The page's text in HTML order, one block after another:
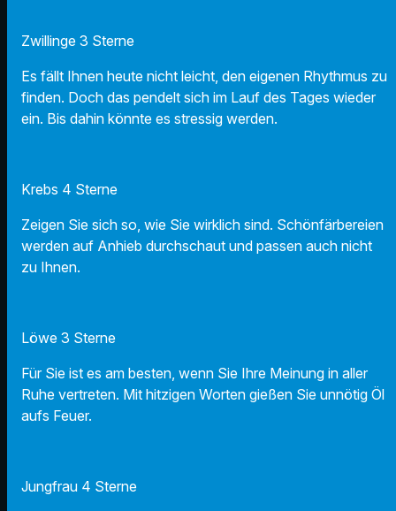
Zwillinge 3 Sterne
Es fällt Ihnen heute nicht leicht, den eigenen Rhythmus zu
finden. Doch das pendelt sich im Lauf des Tages wieder
ein. Bis dahin könnte es stressig werden.
Krebs 4 Sterne
Zeigen Sie sich so, wie Sie wirklich sind. Schönfärbereien
werden auf Anhieb durchschaut und passen auch nicht
zu Ihnen.
Löwe 3 Sterne
Für Sie ist es am besten, wenn Sie Ihre Meinung in aller
Ruhe vertreten. Mit hitzigen Worten gießen Sie unnötig Öl
aufs Feuer.
Jungfrau 4 Sterne